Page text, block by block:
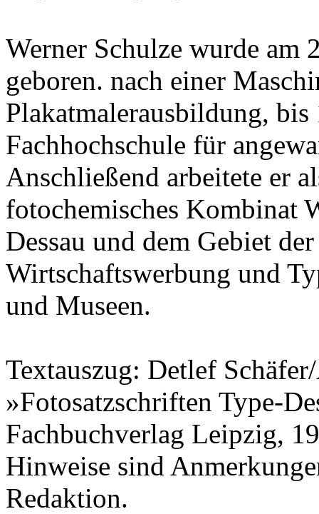
Werner Schulze wurde am
geboren. nach einer
Plakatmalerausbildung,
Fachhochschule für
Anschließend arbeitete er
fotochemisches Kombinat
Dessau und dem Gebiet
Wirtschaftswerbung und
und Museen.
Textauszug: Detlef
»Fotosatzschriften Type-
Fachbuchverlag Leipzig,
Hinweise sind
Redaktion.